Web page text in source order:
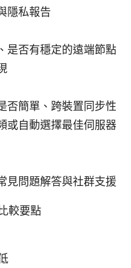
隱私報告
是否有穩定的遠端節點
否簡單、跨裝置同步性
或自動選擇最佳伺服器
見問題解答與社群支援
較要點